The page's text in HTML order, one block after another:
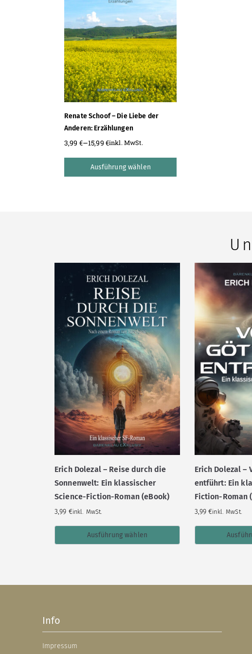
Renate Schoof – Die Liebe der
Anderen: Erzählungen
3,99 €–15,99 €inkl. MwSt.
Ausführung wählen
Erich Dolezal – Reise durch die
Sonnenwelt: Ein klassischer
Science-Fiction-Roman (eBook)
3,99 €inkl. MwSt.
Ausführung wählen
Erich Dolezal –
entführt: Ein
Fiction-Roman
3,99€inkl. MwSt.
Info
Impressum